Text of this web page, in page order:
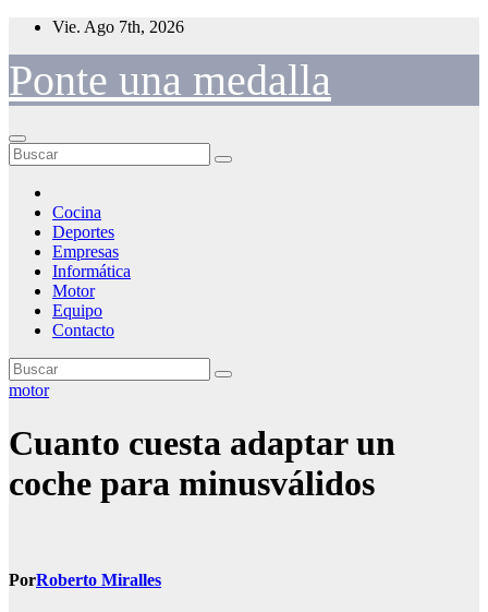
Saltar
contenido
Vie. Ago 7th, 2026
Ponte una medalla
Cocina
Deportes
Empresas
Informática
Motor
Equipo
Contacto
motor
Cuanto cuesta adaptar un
coche para minusválidos
PorRoberto Miralles